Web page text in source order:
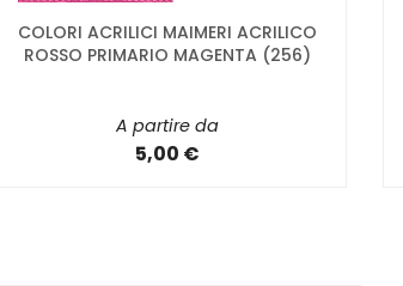
COLORI ACRILICI MAIMERI ACRILICO
ROSSO PRIMARIO MAGENTA (256)
A partire da
5,00 €